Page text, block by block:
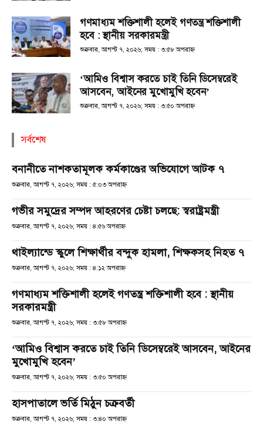
গণমাধ্যম শক্তিশালী হলেই গণতন্ত্র শক্তিশালী
হবে : স্থানীয় সরকারমন্ত্রী
শুক্রবার, আগস্ট ৭, ২০২৬; সময় : ৩:৫৮ অপরাহ্ণ
‘আমিও বিশ্বাস করতে চাই তিনি ডিসেম্বরেই
আসবেন, আইনের মুখোমুখি হবেন’
শুক্রবার, আগস্ট ৭, ২০২৬; সময় : ৩:৫০ অপরাহ্ণ
সর্বশেষ
বনানীতে নাশকতামূলক কর্মকাণ্ডের অভিযোগে আটক ৭
শুক্রবার, আগস্ট ৭, ২০২৬; সময় : ৫:০৩ অপরাহ্ণ
গভীর সমুদ্রের সম্পদ আহরণের চেষ্টা চলছে: স্বরাষ্ট্রমন্ত্রী
শুক্রবার, আগস্ট ৭, ২০২৬; সময় : ৪:৫৬ অপরাহ্ণ
থাইল্যান্ডে স্কুলে শিক্ষার্থীর বন্দুক হামলা, শিক্ষকসহ নিহত ৭
শুক্রবার, আগস্ট ৭, ২০২৬; সময় : ৪:১২ অপরাহ্ণ
গণমাধ্যম শক্তিশালী হলেই গণতন্ত্র শক্তিশালী হবে : স্থানীয়
সরকারমন্ত্রী
শুক্রবার, আগস্ট ৭, ২০২৬; সময় : ৩:৫৮ অপরাহ্ণ
‘আমিও বিশ্বাস করতে চাই তিনি ডিসেম্বরেই আসবেন, আইনের
মুখোমুখি হবেন’
শুক্রবার, আগস্ট ৭, ২০২৬; সময় : ৩:৫০ অপরাহ্ণ
হাসপাতালে ভর্তি মিঠুন চক্রবর্তী
শুক্রবার, আগস্ট ৭, ২০২৬; সময় : ৩:৪০ অপরাহ্ণ